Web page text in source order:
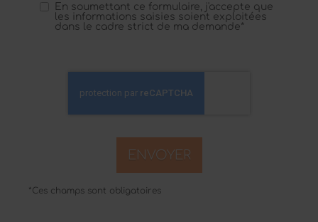
En soumettant ce formulaire, j'accepte que
les informations saisies soient exploitées
dans le cadre strict de ma demande*
*Ces champs sont obligatoires